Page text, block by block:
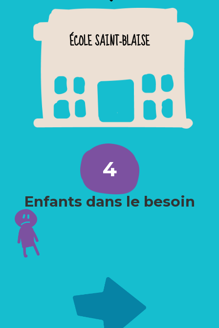
ÉCOLE SAINT-BLAISE
4
Enfants dans le besoin